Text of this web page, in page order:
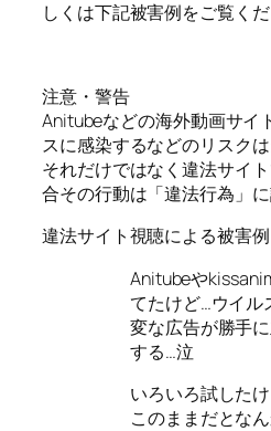
しくは下記被害例をご覧くだ
注意・警告
Anitubeなどの海外動画サイ
スに感染するなどのリスク
それだけではなく違法サイ
合その行動は「違法行為」に
違法サイト視聴による被害例
Anitubeや
てたけど…ウイル
変な広告が勝手
する…泣
いろいろ試したけ
このままだとなん